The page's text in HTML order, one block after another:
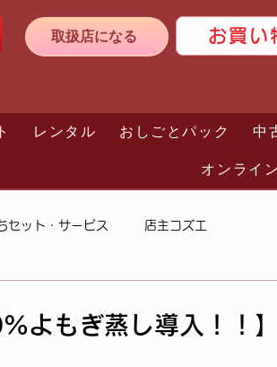
取扱店になる お買い
レンタル おしごとパック
中
オンライ
セット・サービス 店主コズエ
よもぎ蒸し導入！！